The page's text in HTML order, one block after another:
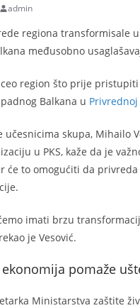
admin
regiona transformisale
međusobno
region što prije
Balkana u
učesnicima skupa, Mihailo
u PKS, kaže da je
će to omogućiti da
imati brzu
je Vesović.
pomaže
Ministarstva zaštite